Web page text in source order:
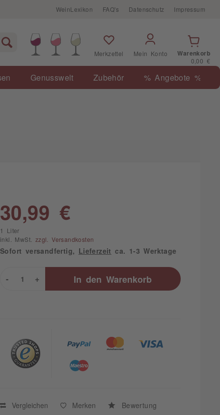
WeinLexikon FAQ's Datenschutz Impressum
Merkzettel Mein Konto
Warenkorb
0,00 €
Genusswelt Zubehör % Angebote %
30,99 €
1 Liter
inkl. MwSt. zzgl. Versandkosten
Sofort versandfertig, Lieferzeit ca. 1-3 Werktage
+
- In den Warenkorb
Vergleichen Merken Bewertung